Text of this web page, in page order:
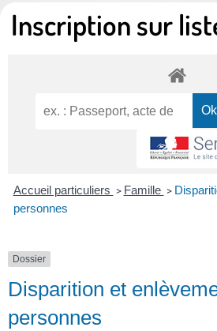
Inscription sur
Accueil particuliers > Famille >
personnes
Dossier
Disparition et
personnes